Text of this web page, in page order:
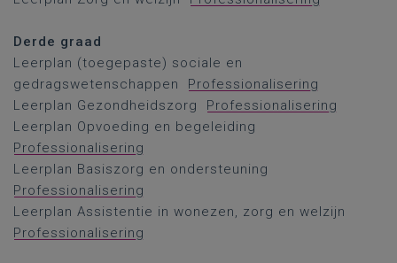
Derde graad
Leerplan (toegepaste) sociale en
gedragswetenschappen Professionalisering
Leerplan Gezondheidszorg Professionalisering
Leerplan Opvoeding en begeleiding
Professionalisering
Leerplan Basiszorg en ondersteuning
Professionalisering
Leerplan Assistentie in wonezen, zorg en welzijn
Professionalisering